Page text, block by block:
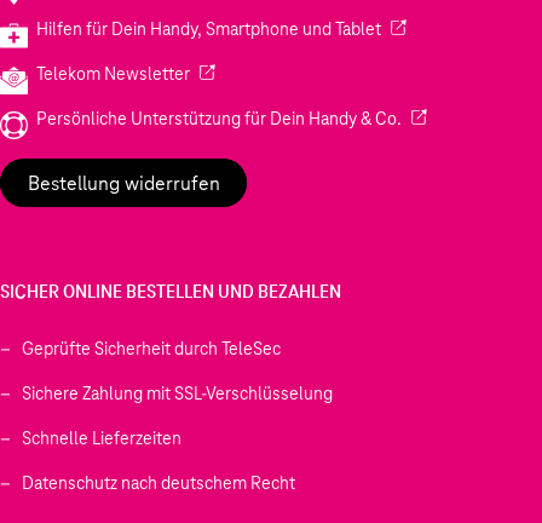
Hilfen für Dein Handy, Smartphone und Tablet(Wird in einem
Telekom Newsletter(Wird in einem neuen Tab geöffnet)
Persönliche Unterstützung für Dein Handy & Co. (Wird in einem
Bestellung widerrufen
SICHER ONLINE BESTELLEN UND BEZAHLEN
Geprüfte Sicherheit durch TeleSec
Sichere Zahlung mit SSL-Verschlüsselung
Schnelle Lieferzeiten
Datenschutz nach deutschem Recht